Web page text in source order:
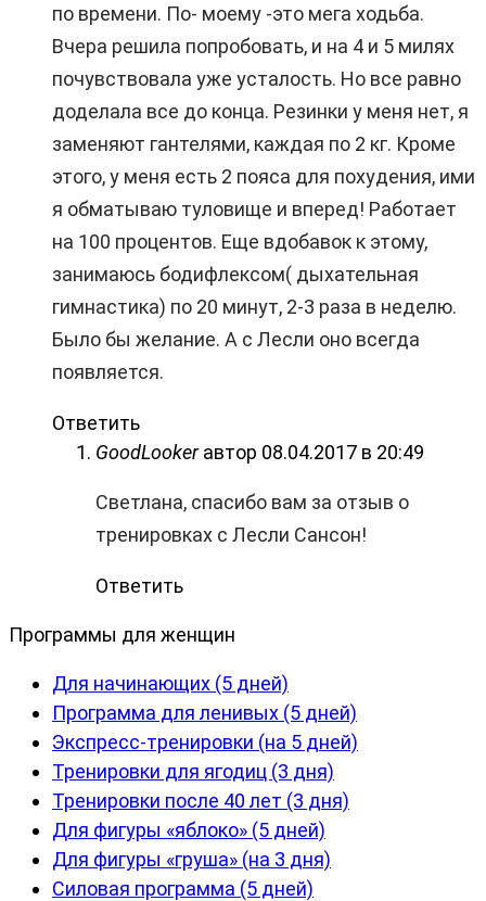
по времени. По- моему -это мега ходьба.
Вчера решила попробовать, и на 4 и 5 милях
почувствовала уже усталость. Но все равно
доделала все до конца. Резинки у меня нет, я
заменяют гантелями, каждая по 2 кг. Кроме
этого, у меня есть 2 пояса для похудения, ими
я обматываю туловище и вперед! Работает
на 100 процентов. Еще вдобавок к этому,
занимаюсь бодифлексом( дыхательная
гимнастика) по 20 минут, 2-3 раза в неделю.
Было бы желание. А с Лесли оно всегда
появляется.
Ответить
GoodLooker автор 08.04.2017 в 20:49
Светлана, спасибо вам за отзыв о
тренировках с Лесли Сансон!
Ответить
Программы для женщин
Для начинающих (5 дней)
Программа для ленивых (5 дней)
Экспресс-тренировки (на 5 дней)
Тренировки для ягодиц (3 дня)
Тренировки после 40 лет (3 дня)
Для фигуры «яблоко» (5 дней)
Для фигуры «груша» (на 3 дня)
Силовая программа (5 дней)